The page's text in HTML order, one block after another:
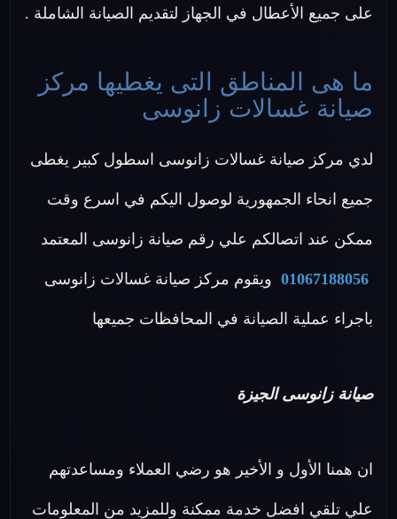
على جميع الأعطال في الجهاز لتقديم الصيانة الشاملة .
ما هى المناطق التى يغطيها مركز
صيانة غسالات زانوسى
لدي مركز صيانة غسالات زانوسى اسطول كبير يغطى
جميع انحاء الجمهورية لوصول اليكم في اسرع وقت
ممكن عند اتصالكم علي رقم صيانة زانوسى المعتمد
01067188056 ويقوم مركز صيانة غسالات زانوسى
باجراء عملية الصيانة في المحافظات جميعها
صيانة زانوسى الجيزة
ان همنا الأول و الأخير هو رضي العملاء ومساعدتهم
علي تلقي افضل خدمة ممكنة وللمزيد من المعلومات